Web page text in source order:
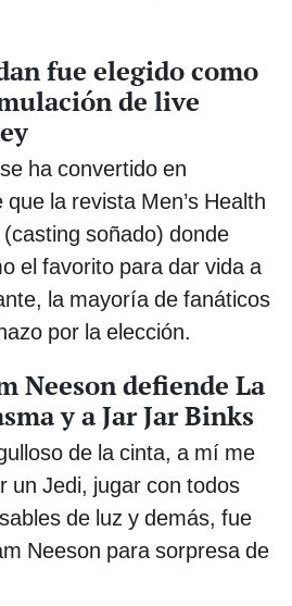
fue elegido como
de live
se ha convertido en
la revista Men’s Health
soñado) donde
el favorito para dar vida a
la mayoría de fanáticos
por la elección.
Neeson defiende La
y a Jar Jar Binks
de la cinta, a mí me
un Jedi, jugar con todos
de luz y demás, fue
Neeson para sorpresa de